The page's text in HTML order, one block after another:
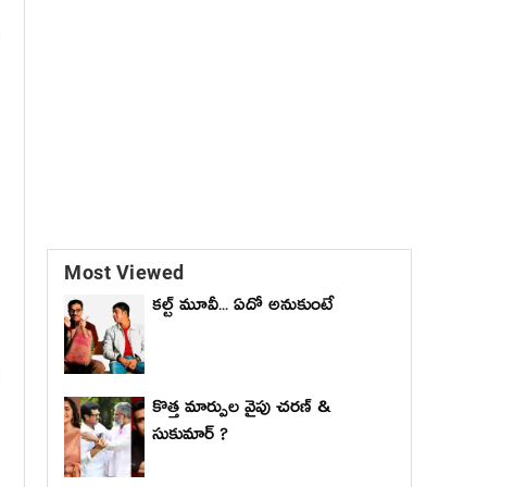
Most Viewed
కల్ట్ మూవీ... ఏదో అనుకుంటే
కొత్త మార్పుల వైపు చరణ్ &
సుకుమార్ ?